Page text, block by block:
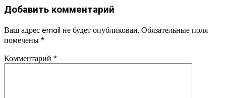
Добавить комментарий
Ваш адрес email не будет опубликован. Обязательные поля
помечены *
Комментарий *